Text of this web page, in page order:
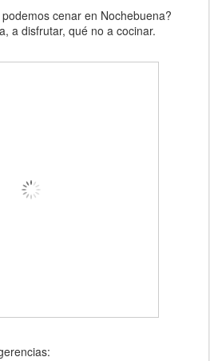
cenar en Nochebuena?
a disfrutar, qué no a cocinar.